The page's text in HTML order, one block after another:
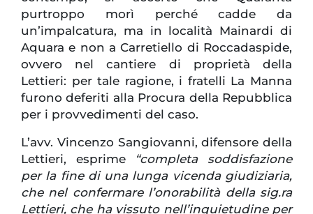
purtroppo morì perché cadde da
un’impalcatura, ma in località Mainardi di
Aquara e non a Carretiello di Roccadaspide,
ovvero nel cantiere di proprietà della
Lettieri: per tale ragione, i fratelli La Manna
furono deferiti alla Procura della Repubblica
per i provvedimenti del caso.
L’avv. Vincenzo Sangiovanni, difensore della
Lettieri, esprime“completa soddisfazione
per la fine di una lunga vicenda giudiziaria,
che nel confermare l’onorabilità della sig.ra
Lettieri, che ha vissuto nell’inquietudine per